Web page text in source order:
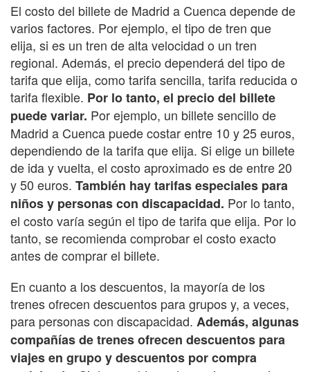
El costo del billete de Madrid a Cuenca depende de
varios factores. Por ejemplo, el tipo de tren que
elija, si es un tren de alta velocidad o un tren
regional. Además, el precio dependerá del tipo de
tarifa que elija, como tarifa sencilla, tarifa reducida o
tarifa flexible. Por lo tanto, el precio del billete
puede variar. Por ejemplo, un billete sencillo de
Madrid a Cuenca puede costar entre 10 y 25 euros,
dependiendo de la tarifa que elija. Si elige un billete
de ida y vuelta, el costo aproximado es de entre 20
y 50 euros. También hay tarifas especiales para
niños y personas con discapacidad. Por lo tanto,
el costo varía según el tipo de tarifa que elija. Por lo
tanto, se recomienda comprobar el costo exacto
antes de comprar el billete.
En cuanto a los descuentos, la mayoría de los
trenes ofrecen descuentos para grupos y, a veces,
para personas con discapacidad. Además, algunas
compañías de trenes ofrecen descuentos para
viajes en grupo y descuentos por compra